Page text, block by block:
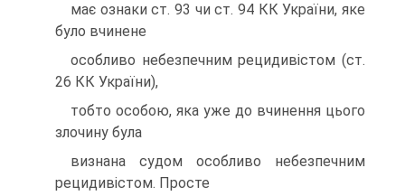
має ознаки ст. 93 чи ст. 94 КК України, яке
було вчинене
особливо небезпечним рецидивiстом (ст.
26 КК України),
тобто особою, яка уже до вчинення цього
злочину була
визнана судом особливо небезпечним
рецидивiстом. Просте